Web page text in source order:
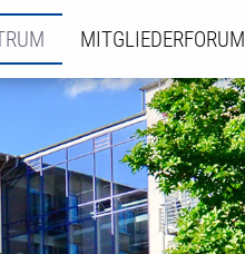
MITGLIEDERFORUM